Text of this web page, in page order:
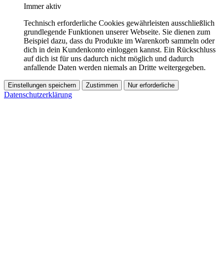
Immer aktiv
Technisch erforderliche Cookies gewährleisten ausschließlich
grundlegende Funktionen unserer Webseite. Sie dienen zum
Beispiel dazu, dass du Produkte im Warenkorb sammeln oder
dich in dein Kundenkonto einloggen kannst. Ein Rückschluss
auf dich ist für uns dadurch nicht möglich und dadurch
anfallende Daten werden niemals an Dritte weitergegeben.
Einstellungen speichern Zustimmen Nur erforderliche
Datenschutzerklärung